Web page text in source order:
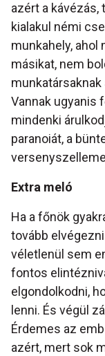
azért a kávézás,
kialakul némi
munkahely, ahol
másikat, nem
Vannak ugyanis
mindenki
paranoiát, a
Extra meló
Ha a főnök
tovább
véletlenül sem
fontos
elgondolkodni,
lenni. És végül
Érdemes az
azért, mert sok